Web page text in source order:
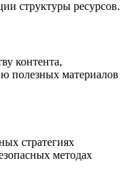
структуры ресурсов.
контента,
полезных материалов
стратегиях
методах